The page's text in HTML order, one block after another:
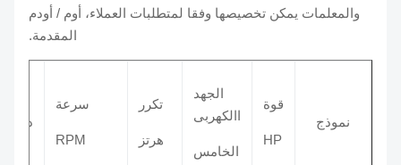
والمعلمات يمكن تخصيصها وفقا لمتطلبات العملاء، أوم / أودم
المقدمة.
نموذج
الجهد
االكهربى
الخامس
سرعة
RPM
دوران